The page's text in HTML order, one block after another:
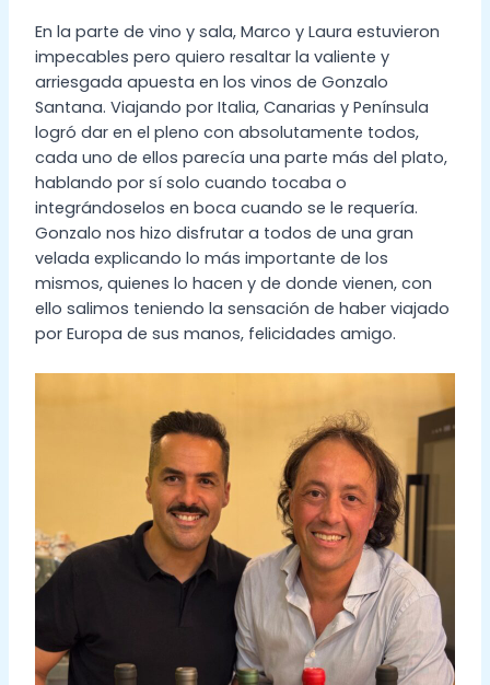
En la parte de vino y sala, Marco y Laura estuvieron
impecables pero quiero resaltar la valiente y
arriesgada apuesta en los vinos de Gonzalo
Santana. Viajando por Italia, Canarias y Península
logró dar en el pleno con absolutamente todos,
cada uno de ellos parecía una parte más del plato,
hablando por sí solo cuando tocaba o
integrándoselos en boca cuando se le requería.
Gonzalo nos hizo disfrutar a todos de una gran
velada explicando lo más importante de los
mismos, quienes lo hacen y de donde vienen, con
ello salimos teniendo la sensación de haber viajado
por Europa de sus manos, felicidades amigo.